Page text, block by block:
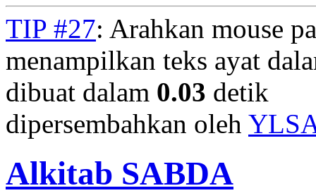
TIP #27: Arahkan mouse
menampilkan teks ayat
dibuat dalam 0.03 detik
dipersembahkan oleh
Alkitab SABDA